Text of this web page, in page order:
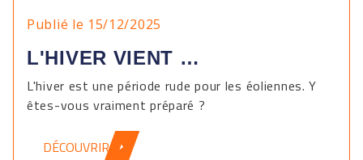
Publié le 15/12/2025
L'HIVER VIENT …
L'hiver est une période rude pour les éoliennes. Y
êtes-vous vraiment préparé ?
DÉCOUVRIR